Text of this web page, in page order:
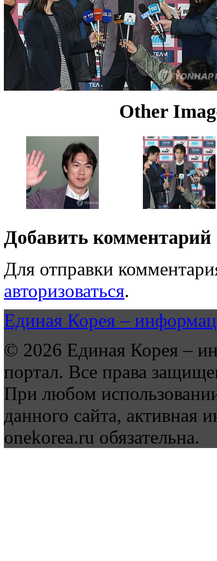
Other
Добавить комментарий
Для отправки
авторизоваться.
Единая Корея –
© 2026 Единая Корея –
портал. Все права
При любом
данного сайта, активная
onekorea.ru обязательна.